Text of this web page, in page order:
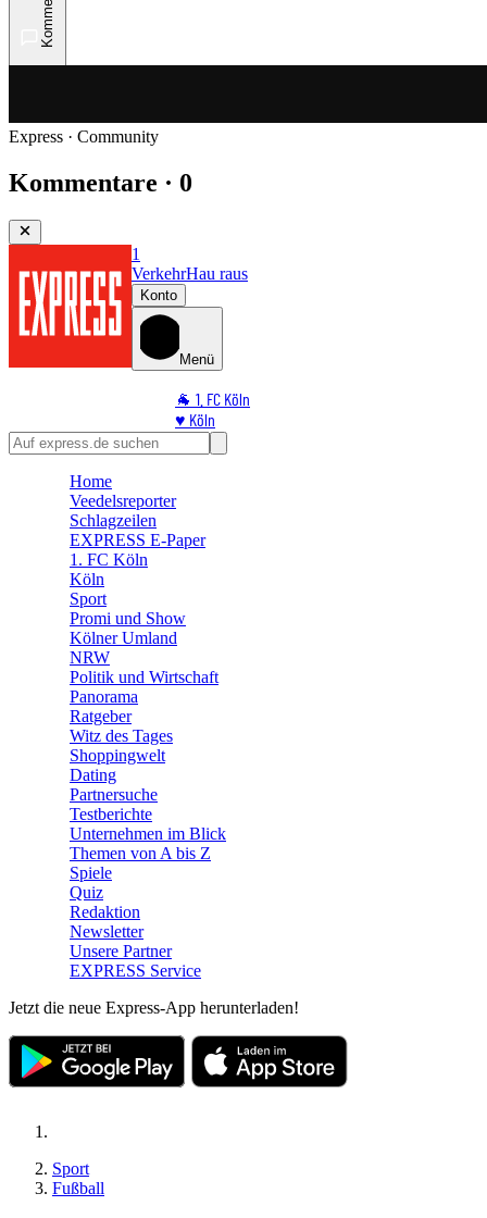
Express · Community
Kommentare · 0
1
VerkehrHau raus
Konto
Menü
🐐 1. FC Köln
♥️ Köln
⭐ Promi
🛒 Shoppingwelt
Home
Veedelsreporter
Schlagzeilen
EXPRESS E-Paper
1. FC Köln
Köln
Sport
Promi und Show
Kölner Umland
NRW
Politik und Wirtschaft
Panorama
Ratgeber
Witz des Tages
Shoppingwelt
Dating
Partnersuche
Testberichte
Unternehmen im Blick
Themen von A bis Z
Spiele
Quiz
Redaktion
Newsletter
Unsere Partner
EXPRESS Service
Jetzt die neue Express-App herunterladen!
Sport
Fußball